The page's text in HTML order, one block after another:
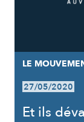
LE
27/05/2020
Et ils